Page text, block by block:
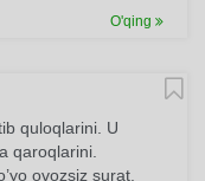
O'qing
quloqlarini. U
qaroqlarini.
ovozsiz surat.